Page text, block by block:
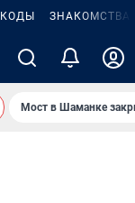
ЗНАКОМСТВА
Мост в Шаманке